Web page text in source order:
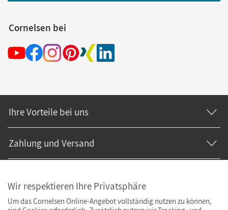
Cornelsen bei
Ihre Vorteile bei uns
Zahlung und Versand
Wir respektieren Ihre Privatsphäre
Um das Cornelsen Online-Angebot vollständig nutzen zu können,